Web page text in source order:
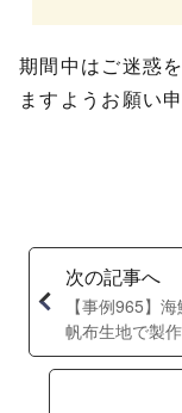
期間中はご迷惑
ますようお願い
次の記事へ
【事例965】
帆布生地で製